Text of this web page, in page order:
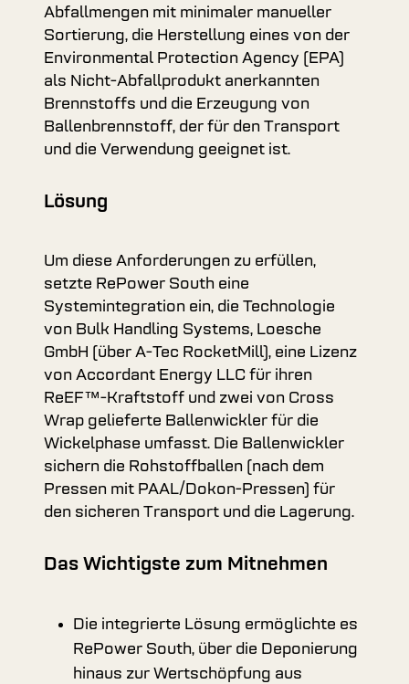
Abfallmengen mit minimaler manueller
Sortierung, die Herstellung eines von der
Environmental Protection Agency (EPA)
als Nicht-Abfallprodukt anerkannten
Brennstoffs und die Erzeugung von
Ballenbrennstoff, der für den Transport
und die Verwendung geeignet ist.
Lösung
Um diese Anforderungen zu erfüllen,
setzte RePower South eine
Systemintegration ein, die Technologie
von Bulk Handling Systems, Loesche
GmbH (über A-Tec RocketMill), eine Lizenz
von Accordant Energy LLC für ihren
ReEF™-Kraftstoff und zwei von Cross
Wrap gelieferte Ballenwickler für die
Wickelphase umfasst. Die Ballenwickler
sichern die Rohstoffballen (nach dem
Pressen mit PAAL/Dokon-Pressen) für
den sicheren Transport und die Lagerung.
Das Wichtigste zum Mitnehmen
Die integrierte Lösung ermöglichte es
RePower South, über die Deponierung
hinaus zur Wertschöpfung aus